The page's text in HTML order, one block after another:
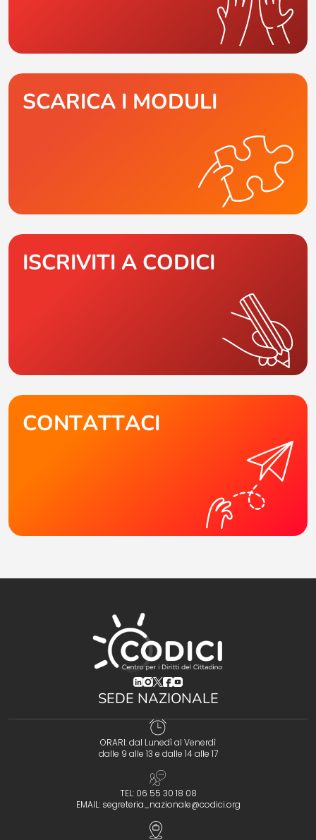
SCARICA I MODULI
ISCRIVITI A CODICI
CONTATTACI
(opens in a new tab)
(opens in a new tab)
(opens in a new tab)
(opens in a new tab)
(opens in a new tab)
SEDE NAZIONALE
ORARI: dal Lunedì al Venerdì
dalle 9 alle 13 e dalle 14 alle 17
TEL: 06 55 30 18 08
EMAIL: segreteria_nazionale@codici.org